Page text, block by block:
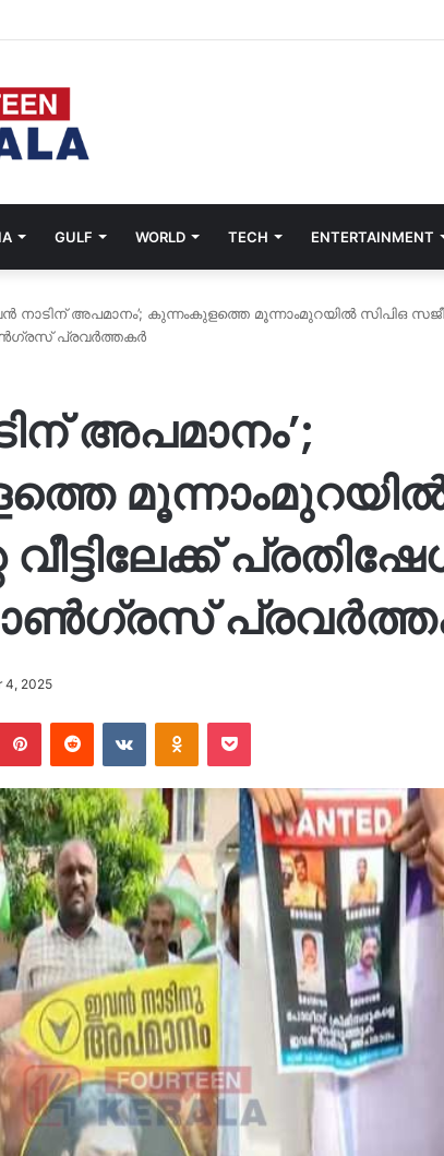
GULF WORLD TECH ENTERTAINMENT
നാടിന് അപമാനം’; കുന്നംകുളത്തെ മൂന്നാംമുറയിൽ സിപിഒ
പ്രവർത്തകർ
അപമാനം’;
മൂന്നാംമുറയിൽ
4, 2025
PinterestReddit VKontakteOdnoklassniki
Pocket